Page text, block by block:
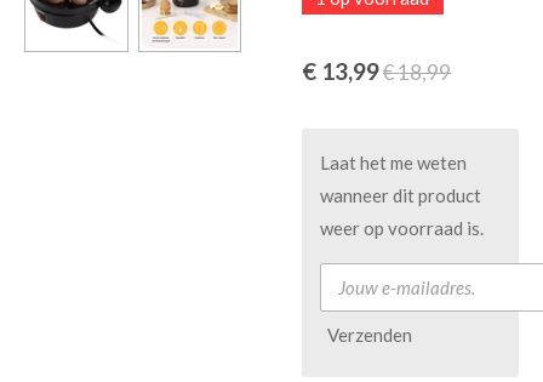
€ 13,99€ 18,99
Laat het me weten
wanneer dit product
weer op voorraad is.
Verzenden